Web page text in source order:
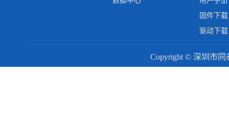
固件下载
驱动下载
Copyright © 深圳市同